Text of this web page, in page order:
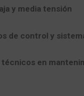
y media tensión
de control y
en